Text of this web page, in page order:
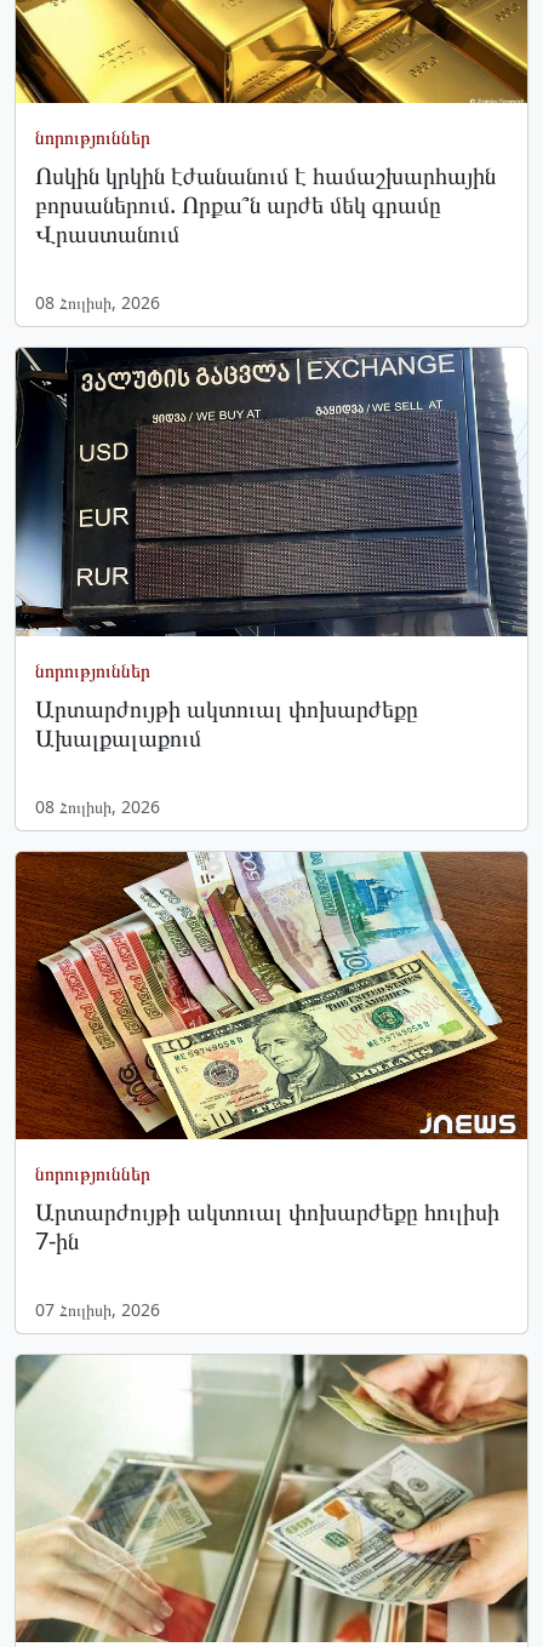
նորություններ
Ոսկին կրկին էժանանում է համաշխարհային
բորսաներում. Որքա՞ն արժե մեկ գրամը
Վրաստանում
08 Հուլիսի, 2026
նորություններ
Արտարժույթի ակտուալ փոխարժեքը
Ախալքալաքում
08 Հուլիսի, 2026
նորություններ
Արտարժույթի ակտուալ փոխարժեքը հուլիսի
7-ին
07 Հուլիսի, 2026